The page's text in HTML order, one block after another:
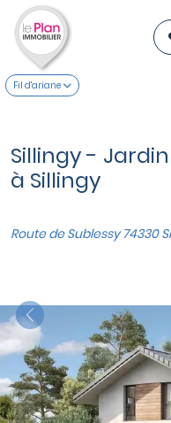
Fil d'ariane
Sillingy -
à Sillingy
Route de Sublessy 74330
Previous
VOIR
Terrains
à partir de574 900 €